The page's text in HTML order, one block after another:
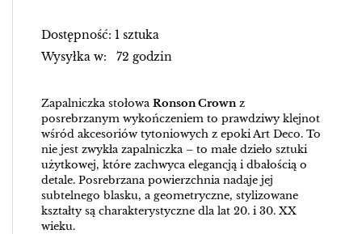
Dostępność: 1 sztuka
Wysyłka w: 72 godzin
Zapalniczka stołowa Ronson Crownz
posrebrzanym wykończeniem to prawdziwy klejnot
wśród akcesoriów tytoniowych z epoki Art Deco. To
nie jest zwykła zapalniczka – to małe dzieło sztuki
użytkowej, które zachwyca elegancją i dbałością o
detale. Posrebrzana powierzchnia nadaje jej
subtelnego blasku, a geometryczne, stylizowane
kształty są charakterystyczne dla lat 20. i 30. XX
wieku.